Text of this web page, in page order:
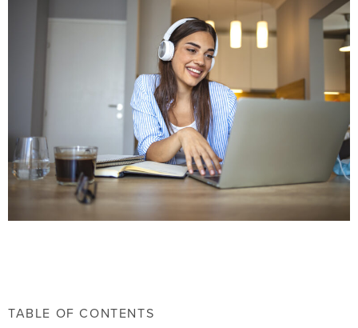
TABLE OF CONTENTS